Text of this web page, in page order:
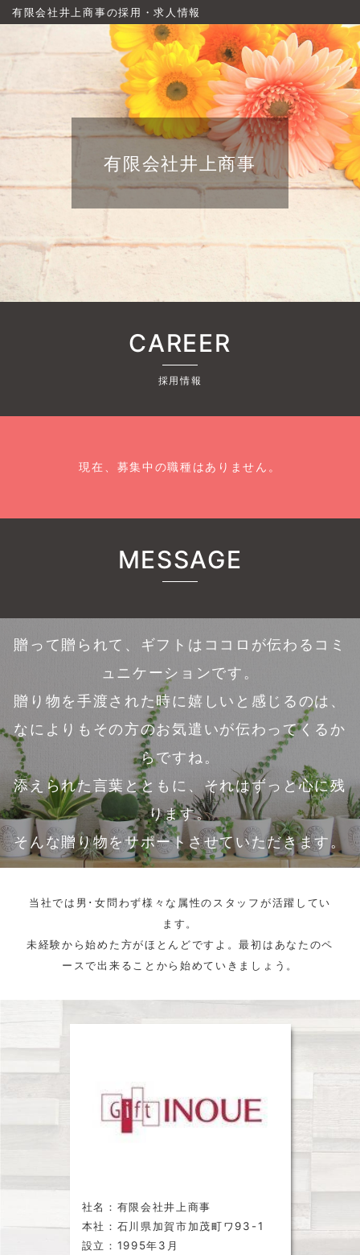
有限会社井上商事の採用・求人情報
有限会社井上商事
CAREER
採用情報
現在、募集中の職種はありません。
MESSAGE
贈って贈られて、ギフトはココロが伝わるコミ
ュニケーションです。
贈り物を手渡された時に嬉しいと感じるのは、
なによりもその方のお気遣いが伝わってくるか
らですね。
添えられた言葉とともに、それはずっと心に残
ります。
そんな贈り物をサポートさせていただきます。
当社では男･女問わず様々な属性のスタッフが活躍してい
ます。
未経験から始めた方がほとんどですよ。最初はあなたのペ
ースで出来ることから始めていきましょう。
社名：有限会社井上商事
本社：石川県加賀市加茂町ワ93-1
設立：1995年3月